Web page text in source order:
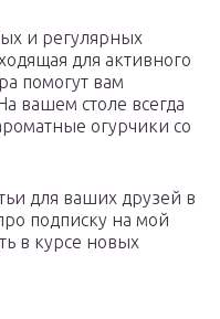
и регулярных
для активного
помогут вам
вашем столе всегда
огурчики со
для ваших друзей в
подписку на мой
в курсе новых